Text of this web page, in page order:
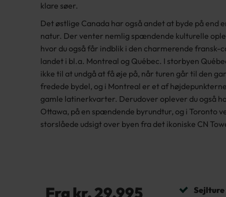
klare søer.
Det østlige Canada har også andet at byde på end
natur. Der venter nemlig spændende kulturelle
hvor du også får indblik i den charmerende fransk-
landet i bl.a. Montreal og Québec. I storbyen
ikke til at undgå at få øje på, når turen går til den
fredede bydel, og i Montreal er et af
gamle latinerkvarter. Derudover oplever du også
Ottawa, på en spændende byrundtur, og i Toronto
storslåede udsigt over byen fra det ikoniske CN
Fra kr. 29.995
Sejlture